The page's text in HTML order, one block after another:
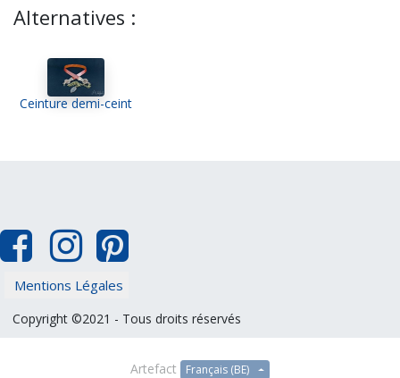
Alternatives :
Ceinture demi-ceint
Mentions Légales
Copyright ©2021 - Tous droits réservés
Artefact Français (BE)